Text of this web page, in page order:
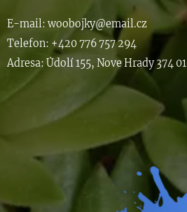
E-mail: woobojky@email.cz
Telefon: +420 776 757 294
Adresa: Údolí 155, Nove Hrady 374 01